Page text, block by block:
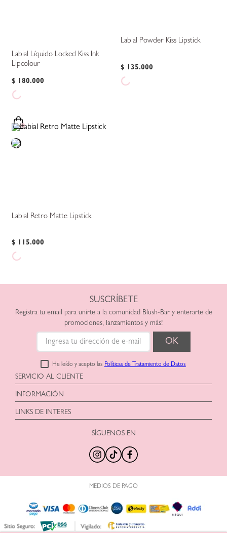
Labial Líquido Locked Kiss Ink
Lipcolour
$ 180.000
Labial Powder Kiss Lipstick
$ 135.000
Labial Retro Matte Lipstick
$ 115.000
SUSCRÍBETE
Registra tu email para unirte a la comunidad Blush-Bar y enterarte de
promociones, lanzamientos y más!
He leído y acepto las Políticas de Tratamiento de Datos
SERVICIO AL CLIENTE
Horario: Lunes a Viernes
9:00am a 6:00pm
shop@blush-bar.com
INFORMACIÓN
Blush-Bar SAS
Correo:shop@blush-bar.com
LINKS DE INTERES
Trabaja con Nosotros
Preguntas Frecuentes
SÍGUENOS EN
MEDIOS DE PAGO